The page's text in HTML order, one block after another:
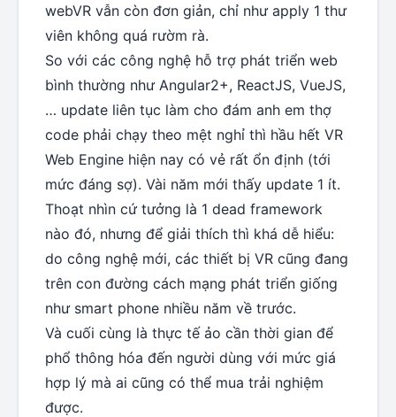
webVR vẫn còn đơn giản, chỉ như apply 1 thư
viên không quá rườm rà.
So với các công nghệ hỗ trợ phát triển web
bình thường như Angular2+, ReactJS, VueJS,
… update liên tục làm cho đám anh em thợ
code phải chạy theo mệt nghỉ thì hầu hết VR
Web Engine hiện nay có vẻ rất ổn định (tới
mức đáng sợ). Vài năm mới thấy update 1 ít.
Thoạt nhìn cứ tưởng là 1 dead framework
nào đó, nhưng để giải thích thì khá dễ hiểu:
do công nghệ mới, các thiết bị VR cũng đang
trên con đường cách mạng phát triển giống
như smart phone nhiều năm về trước.
Và cuối cùng là thực tế ảo cần thời gian để
phổ thông hóa đến người dùng với mức giá
hợp lý mà ai cũng có thể mua trải nghiệm
được.